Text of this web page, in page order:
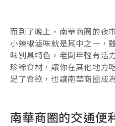
而到了晚上，南華商圈的夜
小辣椒滷味就是其中之一，
味別具特色，老闆年輕有活
珍稀食材，讓你在其他地方
足了食欲，也讓南華商圈成
南華商圈的交通便